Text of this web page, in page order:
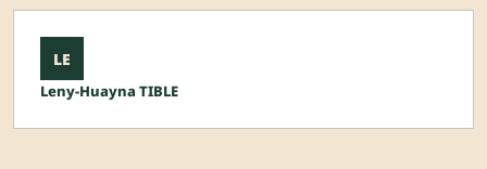
LE
Leny-Huayna TIBLE